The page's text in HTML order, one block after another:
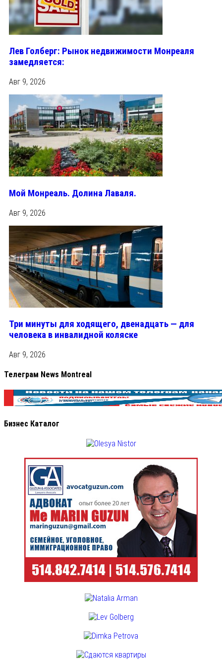
Лев Голберг: Рынок недвижимости Монреаля
замедляется:
Авг 9, 2026
Мой Монреаль. Долина Лаваля.
Авг 9, 2026
Три минуты для ходящего, двенадцать — для
человека в инвалидной коляске
Авг 9, 2026
Телеграм News Montreal
Бизнес Каталог